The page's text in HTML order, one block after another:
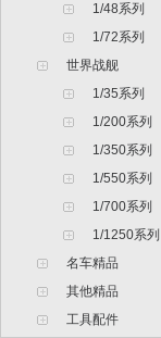
1/48系列
1/72系列
世界战舰
1/35系列
1/200系列
1/350系列
1/550系列
1/700系列
1/1250系列
名车精品
其他精品
工具配件